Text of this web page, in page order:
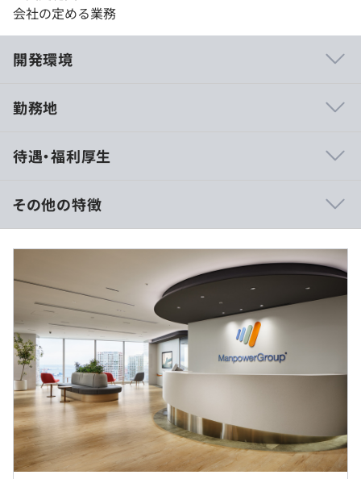
会社の定める業務
開発環境
す。
独自のキャリア支援制度があり、サービスラインごとの体
系的なキャリアパスに応じてグレードを設定しています。
現在の自分のレベルや、上位グレードを目指すために必要
なスキルや経験が可視化されるため、具体的に設定した自
身の目標、取り組みの結果が、評価・給与UPにつながる
ことを実感できます。
■エンジニアの上司による成長支援
年に4回、上司との面談にて、年初に設定した目標に対す
る進捗状況の確認やその振り返りを行います。
「給与やグレードを上げるために、どのような成果や行動
が必要か」などのアドバイスや研修を得ながら、
勤務地
待遇・福利厚生
■賃金形態：月給制
■賃金の決定方法：当社規定により決定いたします
■月給：263,044円～374,184円
※上記には、固定残業代：20時間分、35,560円～50,580
円（超過分は別途支給）を含みます。
◎待機期間も給与満額支給
プロジェクトの間に待機期間が発生する場合でも、給与は
満額支給します。
◎MVP制度あり
年間でめざましい成長・成果を達成した社員のなかから報
酬を伴う表彰制度があります。
その他の特徴